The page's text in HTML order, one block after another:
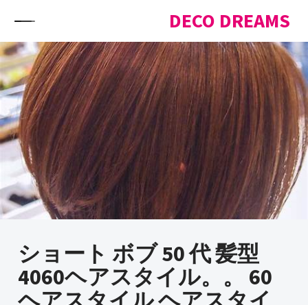
DECO DREAMS
ショート ボブ 50 代 髪型
4060ヘアスタイル。。 60